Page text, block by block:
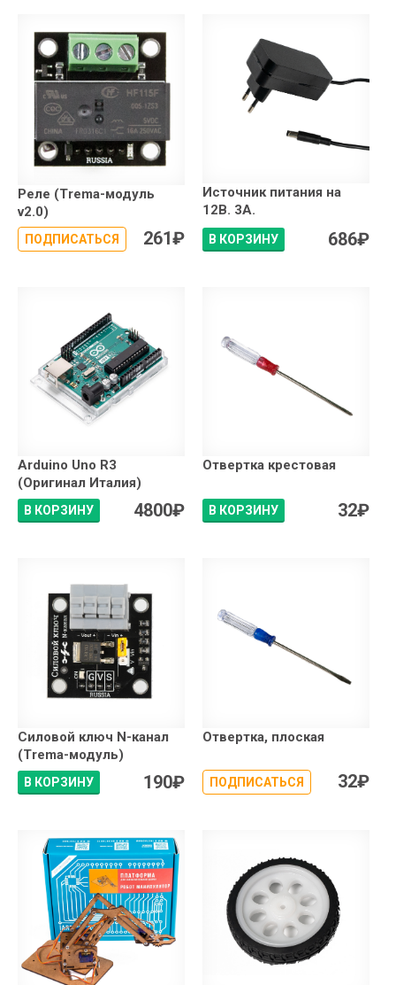
Реле (Trema-модуль
v2.0)
ПОДПИСАТЬСЯ 261₽
Источник питания на
12В. 3А.
В КОРЗИНУ 686₽
Arduino Uno R3
(Оригинал Италия)
В КОРЗИНУ 4800₽
Отвертка крестовая
В КОРЗИНУ 32₽
Силовой ключ N-канал
(Trema-модуль)
В КОРЗИНУ 190₽
Отвертка, плоская
ПОДПИСАТЬСЯ 32₽